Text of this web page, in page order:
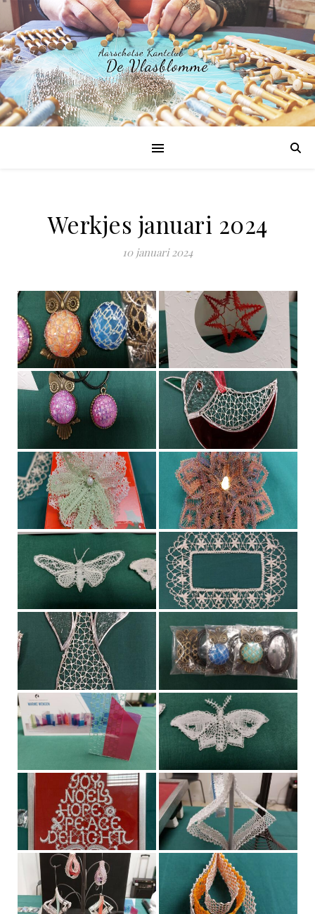
Werkjes januari 2024
10 januari 2024